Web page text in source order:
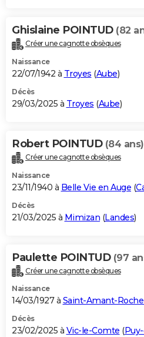
Bricolage
Lifestyle
Culture
Sport
Auto
Television
Voyage
Cinema
Ghislaine POINTUD (82
Créer une cagnotte obsèques
Naissance
22/07/1942 à Troyes (Aube)
Décès
29/03/2025 à Troyes (Aube)
Robert POINTUD (84 ans)
Créer une cagnotte obsèques
Naissance
23/11/1940 à Belle Vie en Auge (
Décès
21/03/2025 à Mimizan (Landes)
Paulette POINTUD (97
Créer une cagnotte obsèques
Naissance
14/03/1927 à Saint-Amant-
Décès
23/02/2025 à Vic-le-Comte (